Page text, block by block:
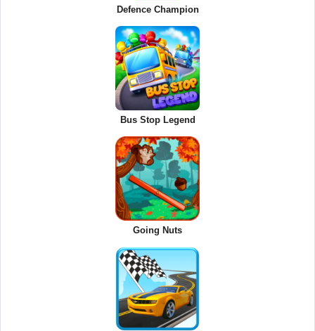
Defence Champion
Bus Stop Legend
Going Nuts